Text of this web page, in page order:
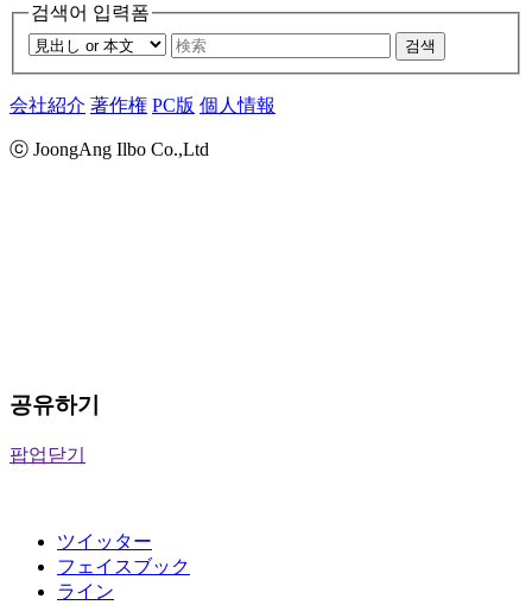
검색어 입력폼
검색
会社紹介 著作権 PC版 個人情報
ⓒ JoongAng Ilbo Co.,Ltd
공유하기
팝업닫기
ツイッター
フェイスブック
ライン